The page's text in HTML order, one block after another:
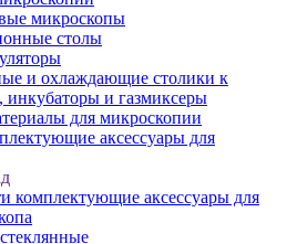
микроскопы
столы
и охлаждающие столики к
инкубаторы и газмиксеры
для микроскопии
аксессуары для
комплектующие аксессуары для